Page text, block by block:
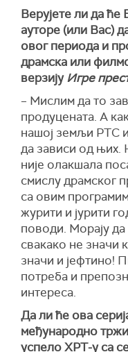
Верујете ли да ће
ауторе (или Вас)
овог периода и
драмска или
верзијуИгре
– Мислим да то
продуцената. А
нашој земљи РТС
да зависи од њих.
није олакшала
смислу драмског
са овим
журити и јурити
поводи. Морају
свакако не значи
значи и јефтино!
потреба и
интереса.
Да ли ће ова
међународно
успело ХРТ-у са